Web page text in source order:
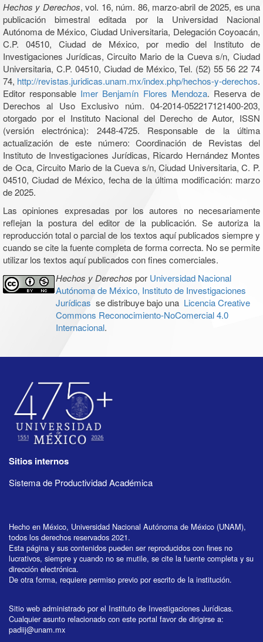
Hechos y Derechos, vol. 16, núm. 86, marzo-abril de 2025, es una
publicación bimestral editada por la Universidad Nacional
Autónoma de México, Ciudad Universitaria, Delegación Coyoacán,
C.P. 04510, Ciudad de México, por medio del Instituto de
Investigaciones Jurídicas, Circuito Mario de la Cueva s/n, Ciudad
Universitaria, C.P. 04510, Ciudad de México, Tel. (52) 55 56 22 74
74, http://revistas.juridicas.unam.mx/index.php/hechos-y-derechos.
Editor responsable Imer Benjamín Flores Mendoza. Reserva de
Derechos al Uso Exclusivo núm. 04-2014-052217121400-203,
otorgado por el Instituto Nacional del Derecho de Autor, ISSN
(versión electrónica): 2448-4725. Responsable de la última
actualización de este número: Coordinación de Revistas del
Instituto de Investigaciones Jurídicas, Ricardo Hernández Montes
de Oca, Circuito Mario de la Cueva s/n, Ciudad Universitaria, C. P.
04510, Ciudad de México, fecha de la última modificación: marzo
de 2025.
Las opiniones expresadas por los autores no necesariamente
reflejan la postura del editor de la publicación. Se autoriza la
reproducción total o parcial de los textos aquí publicados siempre y
cuando se cite la fuente completa de forma correcta. No se permite
utilizar los textos aquí publicados con fines comerciales.
Hechos y Derechos por Universidad Nacional
Autónoma de México, Instituto de Investigaciones
Jurídicas se distribuye bajo una Licencia Creative
Commons Reconocimiento-NoComercial 4.0
Internacional.
Sitios internos
Sistema de Productividad Académica
Hecho en México, Universidad Nacional Autónoma de México (UNAM),
todos los derechos reservados 2021.
Esta página y sus contenidos pueden ser reproducidos con fines no
lucrativos, siempre y cuando no se mutile, se cite la fuente completa y su
dirección electrónica.
De otra forma, requiere permiso previo por escrito de la institución.
Sitio web administrado por el Instituto de Investigaciones Jurídicas.
Cualquier asunto relacionado con este portal favor de dirigirse a:
padiij@unam.mx